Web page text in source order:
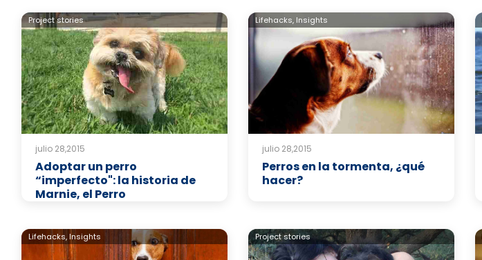
Project stories
julio 28,2015
Adoptar un perro
“imperfecto": la historia de
Marnie, el Perro
Lifehacks, Insights
julio 28,2015
Perros en la tormenta, ¿qué
hacer?
Lifehacks,Insights Project stories